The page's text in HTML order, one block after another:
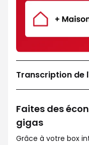
Transcription de
Faites des
gigas
Grâce à votre box